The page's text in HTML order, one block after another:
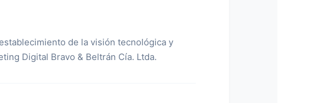
de la visión tecnológica y
Digital Bravo & Beltrán Cía. Ltda.